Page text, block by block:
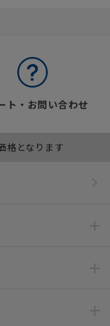
ト・お問い合わせ
格となります